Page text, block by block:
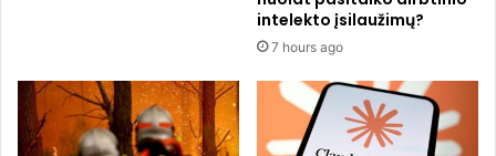
n
b
intelekto įsilaužimų?
7 hours ago